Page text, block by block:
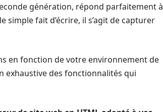
génération, répond parfaitement à
simple fait d’écrire, il s’agit de capturer
en fonction de votre environnement de
exhaustive des fonctionnalités qui